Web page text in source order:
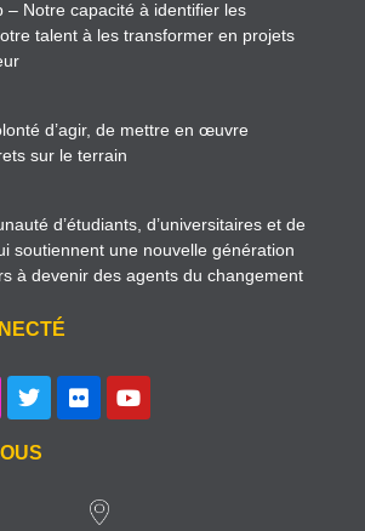
– Notre capacité à identifier les
talent à les transformer en projets
d’agir, de mettre en œuvre
sur le terrain
d’étudiants, d’universitaires et de
soutiennent une nouvelle génération
à devenir des agents du changement